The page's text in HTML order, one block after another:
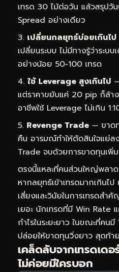
เทรด 30 ไม้ต่อวัน แล้วสรุป
Spread อย่างเดียว
เปลี่ยนกลยุทธ์บ่อยเกินไป
เปลี่ยนระบบ ไม่มีทางรู้ว่าระบ
อย่างน้อย 50-100 เทรด
ใช้ Leverage สูงเกินไป
แต่ราคาขยับแค่ 20 pip ก็ล้า
อาชีพใช้ Leverage ไม่เกิน
Revenge Trade — ขาด
คืน อารมณ์ทำให้ตัดสินใจแย่
Trade จบด้วยการขาดทุนเพิ่ม
ตรงนี้แหละที่คนส่วนใหญ่พลา
หากลยุทธ์เข้าเทรดมากเกินไ
เสี่ยงและวินัยในการเทรดสำ
เยอะ นักเทรดที่มี Win Rate
กำไรในระยะยาว ในขณะที่ค
ปล่อยให้ขาดทุนวิ่งยาว สุดท้า
เคล็ดลับจากเทรดเด
ไม่ค่อยมีใครบอก